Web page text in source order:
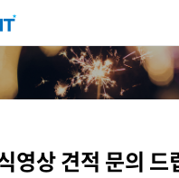
영상 견적 문의 드